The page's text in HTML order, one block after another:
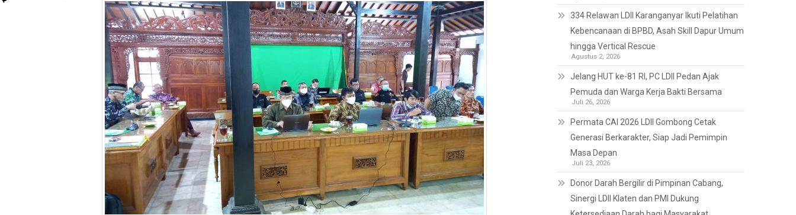
334 Relawan LDII Karanganyar Ikuti Pelatihan
Kebencanaan di BPBD, Asah Skill Dapur Umum
hingga Vertical Rescue
Agustus 2, 2026
Jelang HUT ke-81 RI, PC LDII Pedan Ajak
Pemuda dan Warga Kerja Bakti Bersama
Juli 26, 2026
Permata CAI 2026 LDII Gombong Cetak
Generasi Berkarakter, Siap Jadi Pemimpin
Masa Depan
Juli 23, 2026
Donor Darah Bergilir di Pimpinan Cabang,
Sinergi LDII Klaten dan PMI Dukung